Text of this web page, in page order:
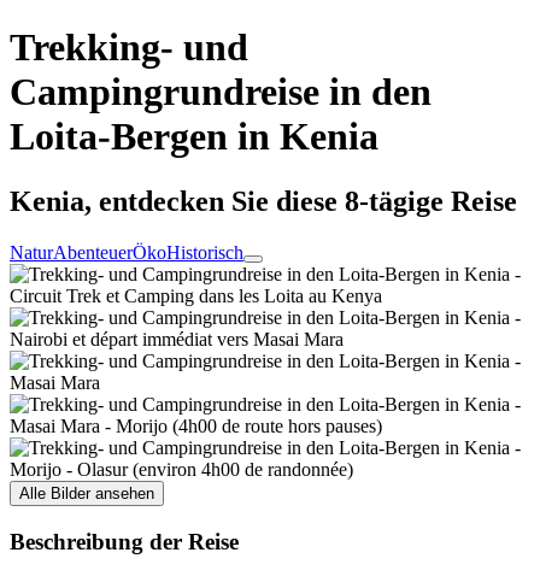
Trekking- und
Campingrundreise in den
Loita-Bergen in Kenia
Kenia, entdecken Sie diese 8-tägige Reise
NaturAbenteuerÖkoHistorisch
Alle Bilder ansehen
Beschreibung der Reise